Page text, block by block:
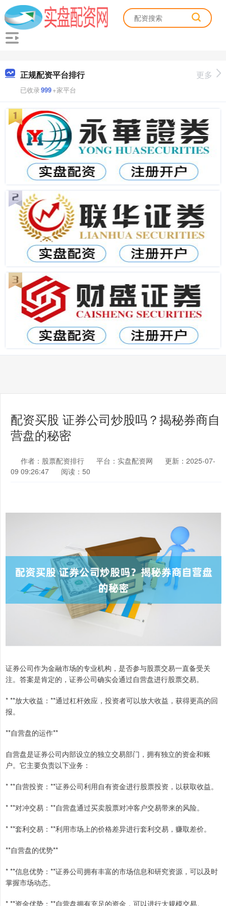
正规配资平台排行
已收录999+家平台
更多
配资买股 证券公司炒股吗？揭秘券商自
营盘的秘密
作者：股票配资排行 平台：实盘配资网
更新：2025-07-
09 09:26:47
阅读：50
证券公司作为金融市场的专业机构，是否参与股票交易一直备受关
注。答案是肯定的，证券公司确实会通过自营盘进行股票交易。
* **放大收益：**通过杠杆效应，投资者可以放大收益，获得更高的回
报。
**自营盘的运作**
自营盘是证券公司内部设立的独立交易部门，拥有独立的资金和账
户。它主要负责以下业务：
* **自营投资：**证券公司利用自有资金进行股票投资，以获取收益。
* **对冲交易：**自营盘通过买卖股票对冲客户交易带来的风险。
* **套利交易：**利用市场上的价格差异进行套利交易，赚取差价。
**自营盘的优势**
* **信息优势：**证券公司拥有丰富的市场信息和研究资源，可以及时
掌握市场动态。
* **资金优势：**自营盘拥有充足的资金，可以进行大规模交易。